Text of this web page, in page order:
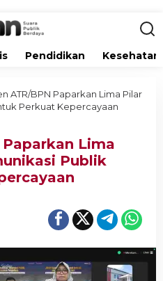
Pendidikan Kesehatan
ATR/BPN Paparkan Lima Pilar
Perkuat Kepercayaan
Lima
Publik